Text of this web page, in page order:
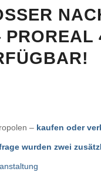
4
– kaufen oder
wurden zwei